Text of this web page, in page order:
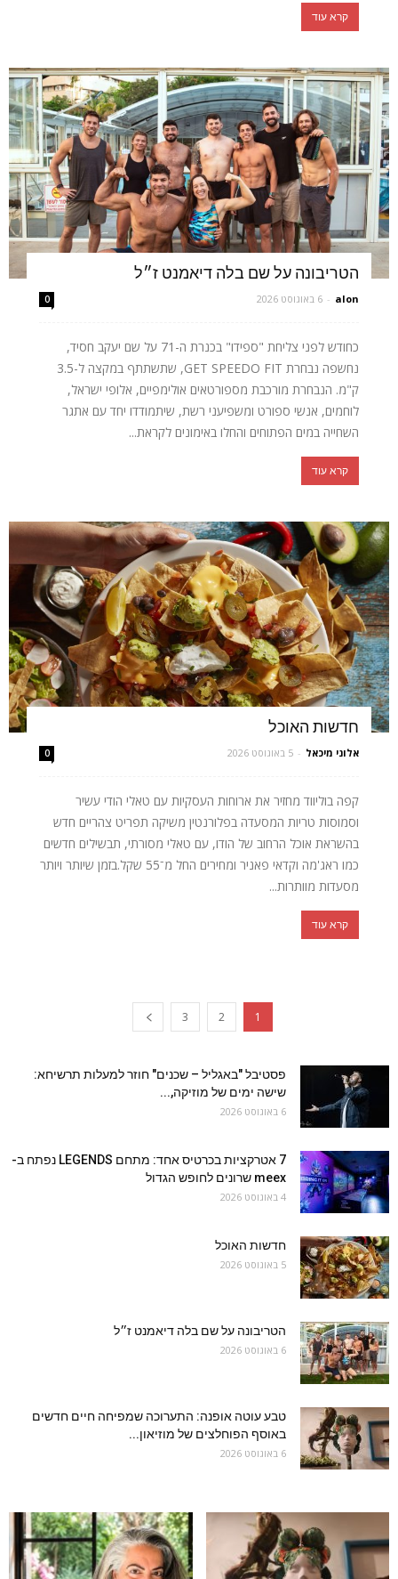
קרא עוד
הטריבונה על שם בלה דיאמנט ז״ל
alon
- 6 באוגוסט 2026 0
כחודש לפני צליחת "ספידו" בכנרת ה-71 על שם יעקב חסיד,
נחשפה נבחרת GET SPEEDO FIT, שתשתתף במקצה ל-3.5
ק"מ. הנבחרת מורכבת מספורטאים אולימפיים, אלופי ישראל,
לוחמים, אנשי ספורט ומשפיעני רשת, שיתמודדו יחד עם אתגר
השחייה במים הפתוחים והחלו באימונים לקראת...
קרא עוד
חדשות האוכל
אלוני מיכאל - 5 באוגוסט 2026 0
קפה בוליווד מחזיר את ארוחות העסקיות עם טאלי הודי עשיר
וסמוסות טריות המסעדה בפלורנטין משיקה תפריט צהריים חדש
בהשראת אוכל הרחוב של הודו, עם טאלי מסורתי, תבשילים חדשים
כמו ראג'מה וקדאי פאניר ומחירים החל מ־55 שקל.בזמן שיותר ויותר
מסעדות מוותרות...
קרא עוד
1
2
3
פסטיבל "באגליל – שכנים" חוזר למעלות תרשיחא:
שישה ימים של מוזיקה,...
6 באוגוסט 2026
7 אטרקציות בכרטיס אחד: מתחם LEGENDS נפתח ב-
meex שרונים לחופש הגדול
4 באוגוסט 2026
חדשות האוכל
5 באוגוסט 2026
הטריבונה על שם בלה דיאמנט ז״ל
6 באוגוסט 2026
טבע עוטה אופנה: התערוכה שמפיחה חיים חדשים
באוסף הפוחלצים של מוזיאון...
6 באוגוסט 2026